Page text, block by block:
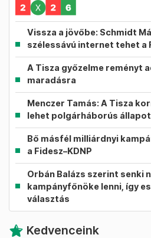
Vissza a jövőbe: Schmidt
szélessávú internet tehet a
A Tisza győzelme reményt
maradásra
Menczer Tamás: A Tisza
lehet polgárháborús
Bő másfél milliárdnyi
a Fidesz–KDNP
Orbán Balázs szerint senki
kampányfőnöke lenni, így
választás
Kedvenceink